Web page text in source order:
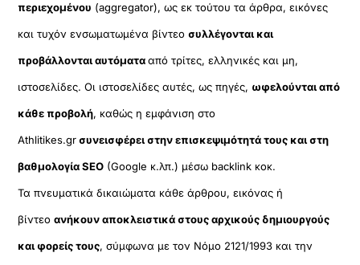
περιεχομένου (aggregator), ως εκ τούτου τα άρθρα, εικόνες
και τυχόν ενσωματωμένα βίντεοσυλλέγονται και
προβάλλονται αυτόματααπό τρίτες, ελληνικές και μη,
ιστοσελίδες. Οι ιστοσελίδες αυτές, ως πηγές, ωφελούνται από
κάθε προβολή, καθώς η εμφάνιση στο
Athlitikes.grσυνεισφέρει στην επισκεψιμότητά τους και στη
βαθμολογία SEO (Google κ.λπ.) μέσω backlink κοκ.
Τα πνευματικά δικαιώματα κάθε άρθρου, εικόνας ή
βίντεοανήκουν αποκλειστικά στους αρχικούς δημιουργούς
και φορείς τους, σύμφωνα με τον Νόμο 2121/1993 και την